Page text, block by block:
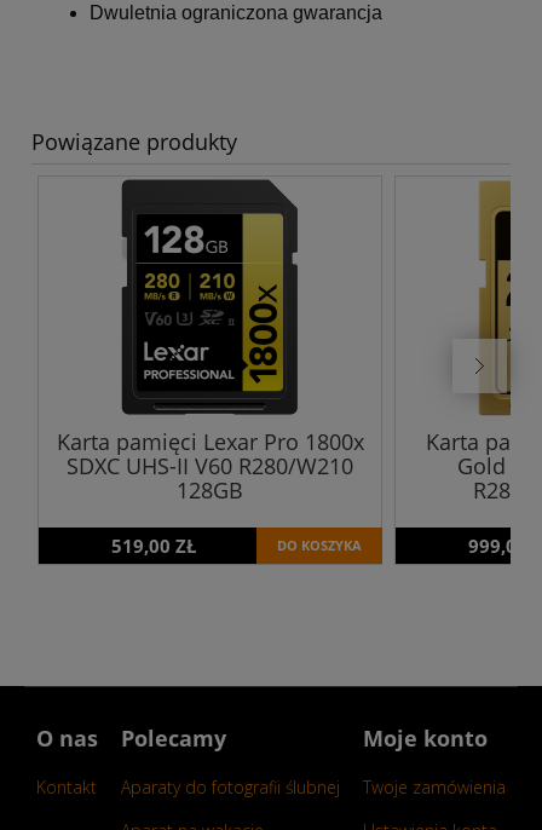
Dwuletnia ograniczona gwarancja
Powiązane produkty
Karta pamięci Lexar Pro 1800x
SDXC UHS-II V60 R280/W210
128GB
519,00 ZŁ DO KOSZYKA
Karta
Gold
R280/
999,00
O nas
Kontakt
Polecamy
Aparaty do fotografii ślubnej
Moje konto
Twoje zamówienia